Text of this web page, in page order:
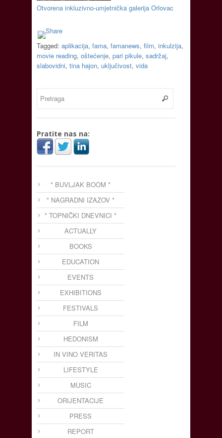
Otvorena inkluzivno-umjetnička galerija Orlovac
Tagged: aplikacija, fama, famanews, film, inkulzija,
movie reading, oštećenje, pari pikule, sadržaj,
slabovidni, tina hajon, uključivost, vida
Pratite nas na:
* BUVLJAK BOOM *
* NAGRADNI IZAZOV *
* TOPNIČKI DNEVNICI *
ACTUALLY
BOOKS
EDUCATION
EVENTS
EXHIBITIONS
FESTIVALS
FILM
HEDONISM
IN VINO VERITAS
LIFESTYLE
MUSIC
ORIJENTACIJE
PRESS
REPORT